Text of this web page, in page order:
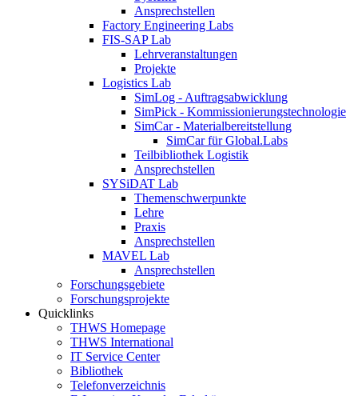
Ansprechstellen
Factory Engineering Labs
FIS-SAP Lab
Lehrveranstaltungen
Projekte
Logistics Lab
SimLog - Auftragsabwicklung
SimPick - Kommissionierungstechnologie
SimCar - Materialbereitstellung
SimCar für Global.Labs
Teilbibliothek Logistik
Ansprechstellen
SYSiDAT Lab
Themenschwerpunkte
Lehre
Praxis
Ansprechstellen
MAVEL Lab
Ansprechstellen
Forschungsgebiete
Forschungsprojekte
Quicklinks
THWS Homepage
THWS International
IT Service Center
Bibliothek
Telefonverzeichnis